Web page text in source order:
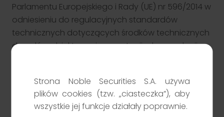
Parlamentu Europejskiego i Rady (UE) nr 596/2014 w
odniesieniu do regulacyjnych standardów
technicznych dotyczących środków technicznych
do celów obiektywnej prezentacji rekomendacji
inwestycyjną oraz ujawniania interesów
partykularnych lub wskazań konfliktów interesów.
Komentarz nie został przygotowany zgodnie z
Strona Noble Securities S.A. używa
plików cookies (tzw. „ciasteczka”), aby
wszystkie jej funkcje działały poprawnie.